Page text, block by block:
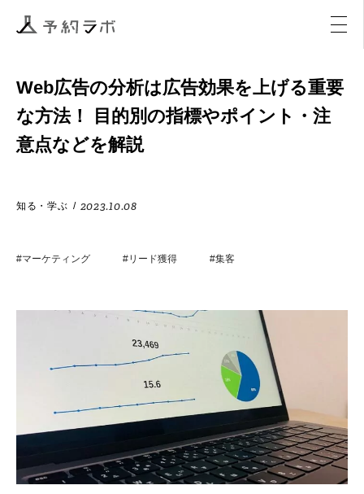
アクティビティ
Web広告の分析は広告効果を上げる重要
な方法！ 目的別の指標やポイント・注
意点などを解説
知る・学ぶ / 2023.10.08
#マーケティング #リード獲得 #集客